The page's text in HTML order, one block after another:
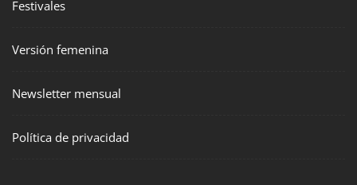
Festivales
Versión femenina
Newsletter mensual
Política de privacidad